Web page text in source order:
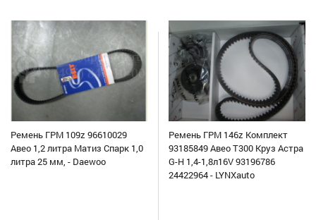
Ремень ГРМ 109z 96610029
Авео 1,2 литра Матиз Спарк 1,0
литра 25 мм, - Daewoo
Ремень ГРМ 146z Комплект
93185849 Авео Т300 Круз Астра
G-H 1,4-1,8л16V 93196786
24422964 - LYNXauto